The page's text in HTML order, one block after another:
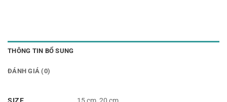
THÔNG TIN BỔ SUNG
ĐÁNH GIÁ (0)